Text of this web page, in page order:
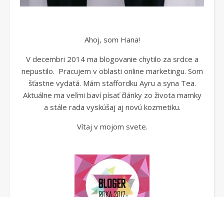
Ahoj, som Hana!
V decembri 2014 ma blogovanie chytilo za srdce a
nepustilo. Pracujem v oblasti online marketingu. Som
šťastne vydatá. Mám staffordku Ayru a syna Tea.
Aktuálne ma veľmi baví písať články zo života mamky
a stále rada vyskúšaj aj novú kozmetiku.
Vítaj v mojom svete.